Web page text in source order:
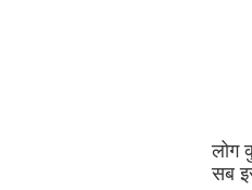
लोग
सब